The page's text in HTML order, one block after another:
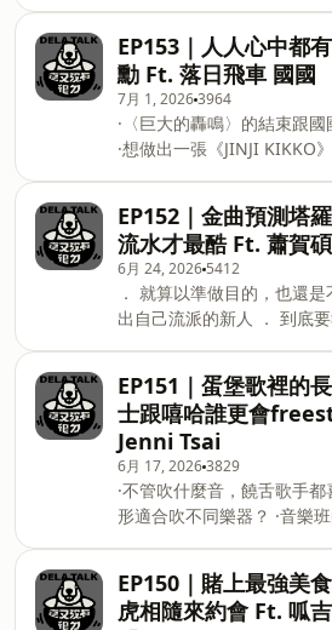
OHHYUK - Island 宋冬野 - 空港曲 deca
joins - B1 雲端司機CLOUDRIVER - 什麼
都一樣 Kome Kome Club - 君がいるだけ
で Zion.T, YDG - Global warming 竇靖
童 - Blue
心還是期待金鐘獎的 ． 這是外科手術等
級的筆記本吧 ． 大人物的氣場不一定是
外顯的 ． 拍謝，我好像不小心太開心了
． 你的眼光最棒 ． 寫不出文案的對策：
來登報吧 這又沒有很ㄉ周邊專區： 🌟這
又沒有很燙馬克杯 🌟這又沒有很ㄉㄧㄠ
ˊLOGO貼紙 https://kao-
inc.com/
not-dope/ -- Hosting provided by
SoundOn
EP153｜人人心中都
勳 Ft. 落日飛車 國國
7月 1, 20263964
·〈巨大的轟鳴〉的結束跟國
·想做出一張《JINJI KIKKO
Man,Chill」 ·十年的海外巡迴，是一趟修
身養性之旅 ·連 Bob Dylan 都沒有達到這
種詩人的狀態 ·國總行銷學：買票我就跟
你喝一杯shot ·為什麼現在的樂團無法複
製飛車的成功模式 ·跟 BTS 的RM 就在大
街上吃宵夜 ·只要心中有黃仁勳，你就不
用害怕外國大咖 🌟2026.8.9（日）17:00
落日飛車亞洲巡迴高雄站 《Q來Q去》售
票連結 完售倒數中
https://
-- Hosting provided by
EP152｜金曲預測塔
流水才最酷 Ft. 蕭賀
6月 24, 2026 5412
． 就算以準做目的，也還是不準
出自己流派的新人 ． 到底要報名演唱組
有企圖心？ ． 左光平把專輯當塔羅牌聽
． 不活在別人的期待，但卻
樣子 ． 如果歌王歌后都是嘻哈歌手 ． 從
國小帥到大的男人 🗳️ 網友創立的投票網
址：https://
投票網址原貼文：
https://www.threads.com/
-- Hosting provided by
EP151｜蛋堡歌裡的
士跟嘻哈誰更會
Jenni Tsai
6月 17, 20263829
·不管吹什麼音，饒舌歌手都喜歡 ·
形適合吹不同樂器？ ·音樂班的同學更要
饒舌歌手比較ㄍㄧㄥ？ ·我同學點名不
在，因為他去領葛萊美了 ·愛樂者不嫌
多，但職業的樂手已經太多了 ·有些爵士
EP150｜賭上最強美
虎相隨來約會 Ft. 呱吉